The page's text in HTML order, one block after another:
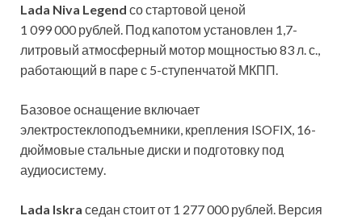
Lada Niva Legend со стартовой ценой
1 099 000 рублей. Под капотом установлен 1,7-
литровый атмосферный мотор мощностью 83 л. с.,
работающий в паре с 5-ступенчатой МКПП.
Базовое оснащение включает
электростеклоподъемники, крепления ISOFIX, 16-
дюймовые стальные диски и подготовку под
аудиосистему.
Lada Iskra седан стоит от 1 277 000 рублей. Версия